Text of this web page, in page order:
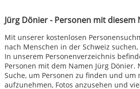
Jürg Dönier - Personen mit diesem
Mit unserer kostenlosen
nach Menschen in der Schweiz suchen,
In unserem Personenverzeichnis
Personen mit dem Namen Jürg Dönier.
Suche, um Personen zu finden und um
aufzunehmen, Fotos anzusehen und